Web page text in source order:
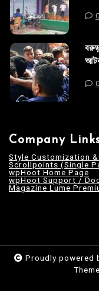
0
0
Company
Style Customization
Scrollpoints (Single
wpHoot Home Page
wpHoot Support /
Magazine Lume
Proudly powered